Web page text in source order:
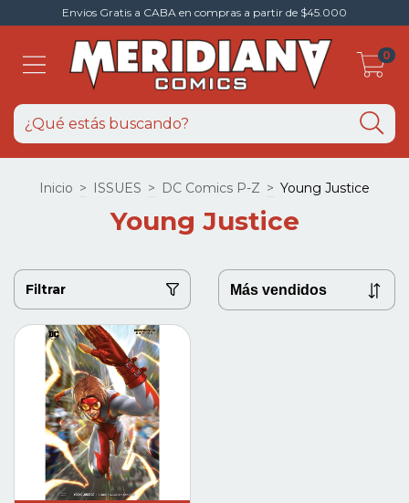
Envios Gratis a CABA en compras a partir de $45.000
0
Inicio > ISSUES > DC Comics P-Z > Young Justice
Young Justice
Filtrar